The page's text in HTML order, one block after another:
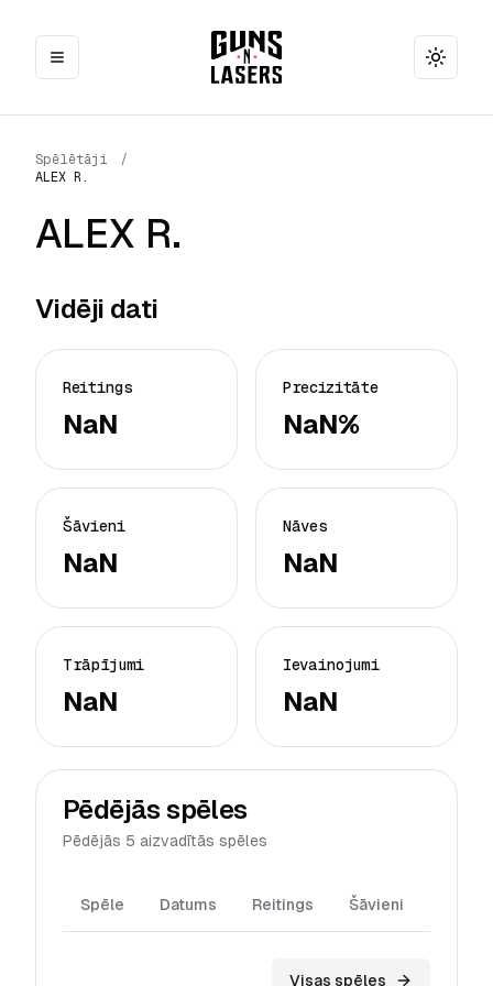
Toggle
Spēlētāji
/
ALEX R.
ALEX R.
Vidēji dati
Reitings
NaN
Precizitāte
NaN%
Šāvieni
NaN
Nāves
NaN
Trāpījumi
NaN
Ievainojumi
NaN
Pēdējās spēles
Pēdējās 5 aizvadītās spēles
Spēle Datums Reitings Šāvieni
Visas spēles